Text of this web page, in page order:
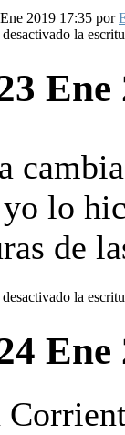
2019 17:35 por
la
lo
de
la